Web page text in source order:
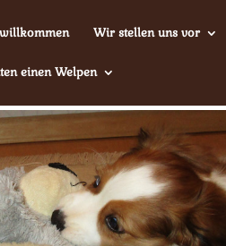
Wir stellen uns vor
einen Welpen